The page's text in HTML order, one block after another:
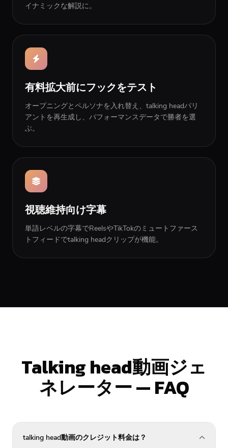
イナミックな解説に。
有料拡大前にフックをテスト
オープニングとペルソナを入れ替え、talking headバリ
アントを再生成し、パフォーマンスデータで勝者を選
ぶ。
視聴維持向け字幕
単語レベルの字幕でReelsやTikTokのミュートファース
トフィードでtalking headクリップが機能。
Talking head動画ジェ
ネレーター — FAQ
talking head動画のクレジット料金は？